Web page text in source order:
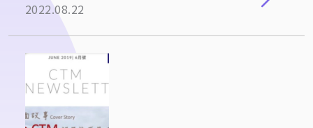
2022.08.22